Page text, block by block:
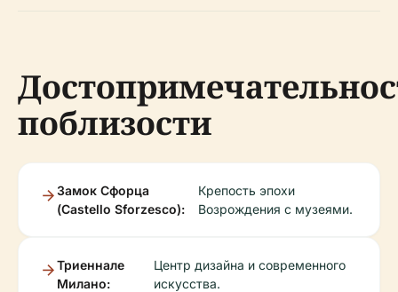
поблизости
Замок Сфорца
(Castello Sforzesco):
Крепость эпохи
Возрождения с музеями.
Триеннале
Милано:
Центр дизайна и современного
искусства.